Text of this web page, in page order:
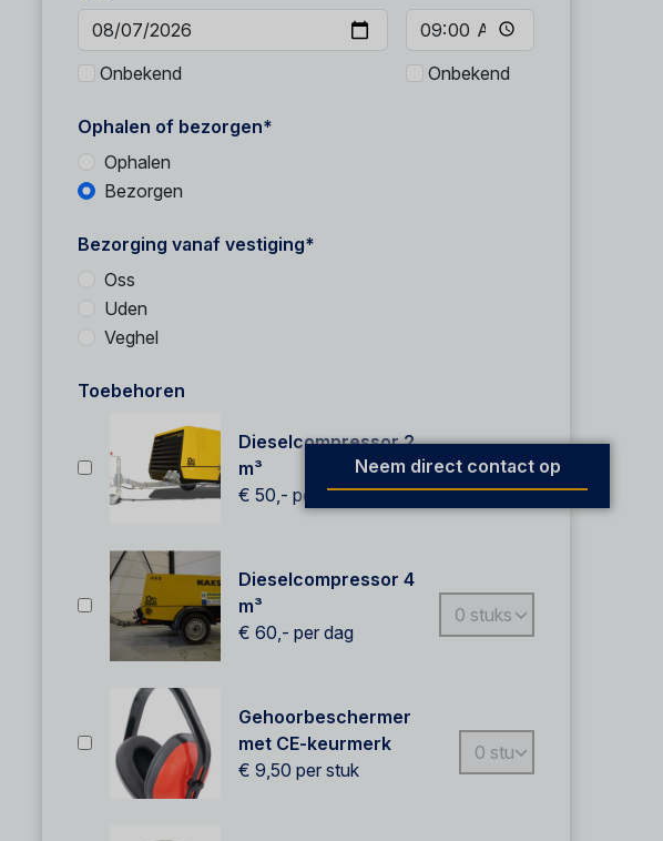
Onbekend Onbekend
Ophalen of bezorgen*
Ophalen
Bezorgen
Bezorging vanaf vestiging*
Oss
Uden
Veghel
Toebehoren
Dieselcompressor 2
m³
€ 50,- per dag
Dieselcompressor 4
m³
€ 60,- per dag
Gehoorbeschermer
met CE-keurmerk
€ 9,50 per stuk
Neem direct contact op